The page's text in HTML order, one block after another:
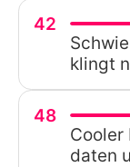
42
klingt
48
Cooler
daten